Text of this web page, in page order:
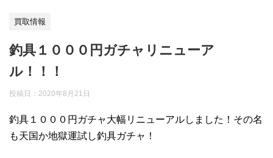
買取情報
釣具１０００円ガチャリニューア
ル！！！
投稿日： 2020年8月21日
釣具１０００円ガチャ大幅リニューアルしました！その名
も天国か地獄運試し釣具ガチャ！